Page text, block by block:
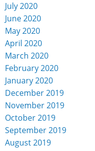
July 2020
June 2020
May 2020
April 2020
March 2020
February 2020
January 2020
December 2019
November 2019
October 2019
September 2019
August 2019